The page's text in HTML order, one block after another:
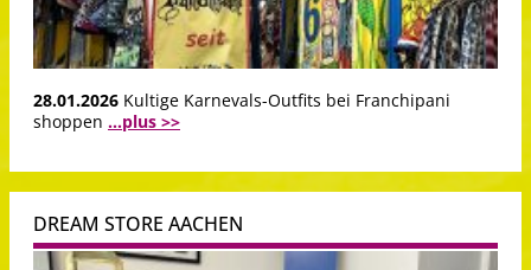
28.01.2026 Kultige Karnevals-Outfits bei Franchipani
shoppen ...plus >>
DREAM STORE AACHEN